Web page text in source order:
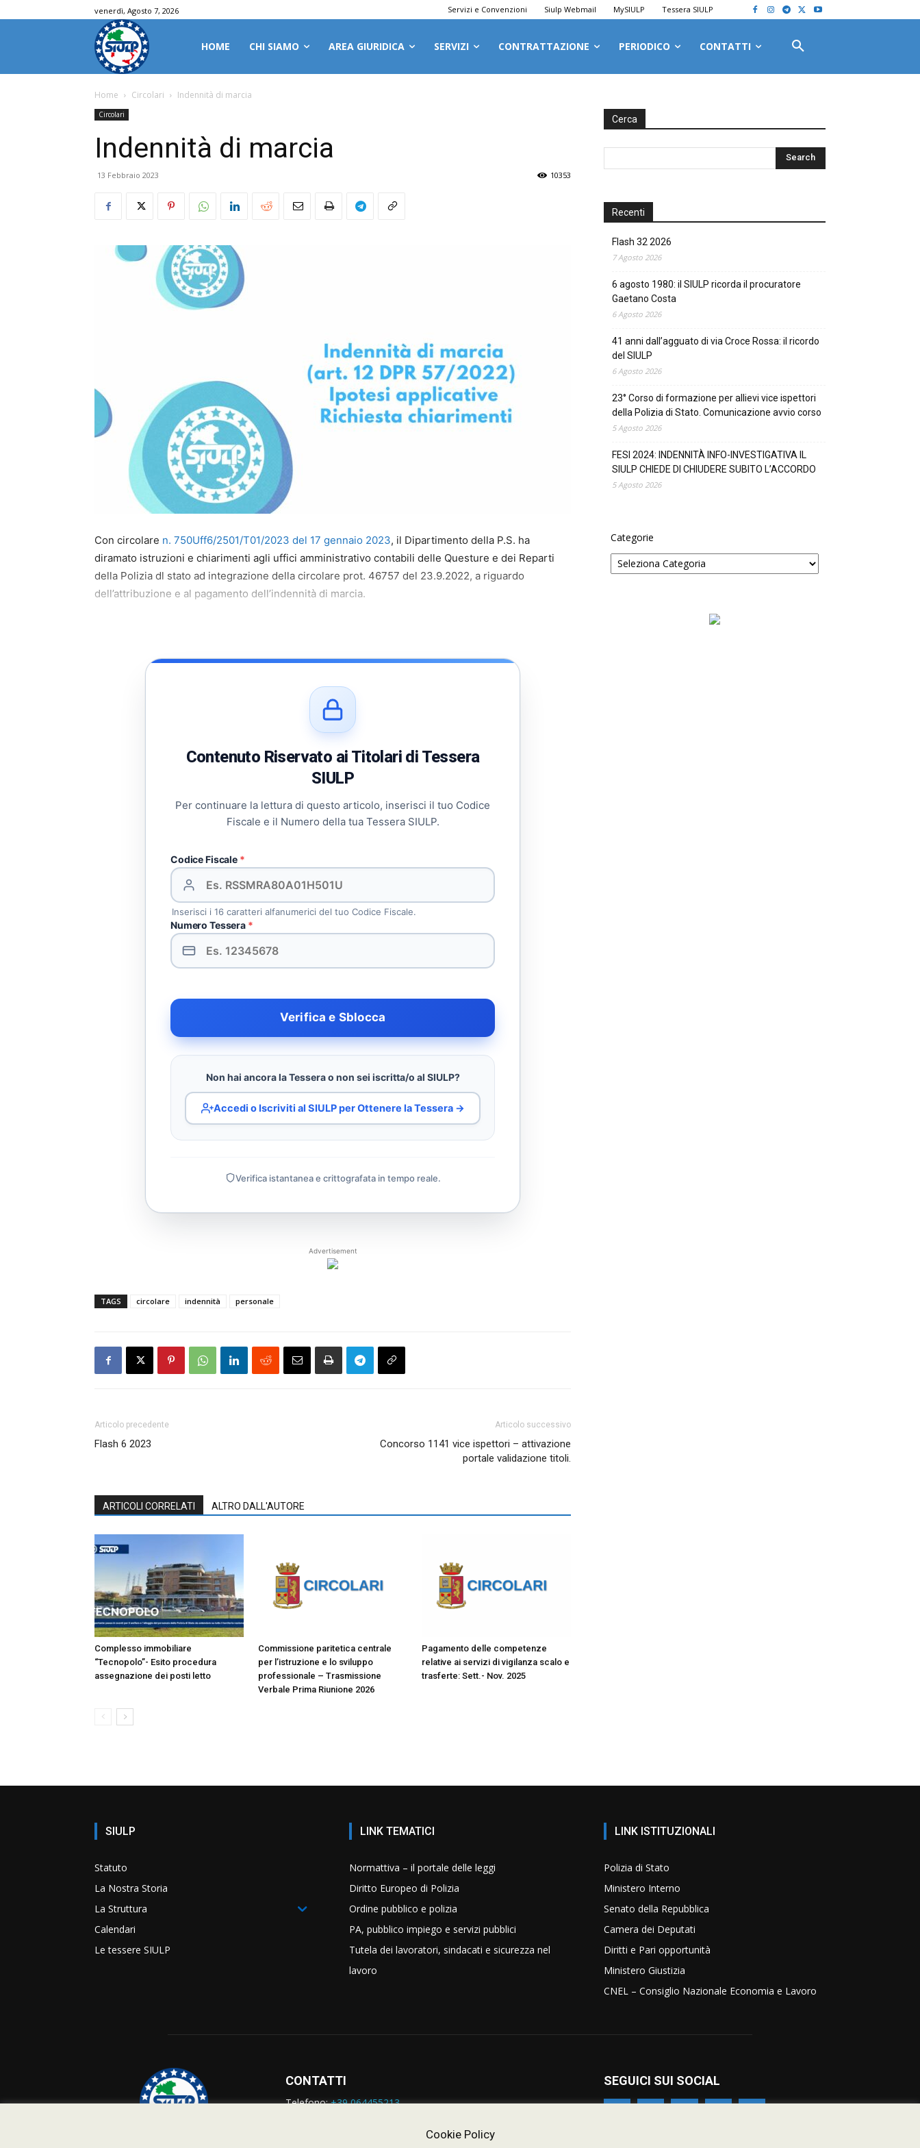
venerdì, Agosto 7, 2026 Servizi e Convenzioni Siulp Webmail MySIULP Tessera SIULP
HOME CHI SIAMO AREA GIURIDICA SERVIZI CONTRATTAZIONE PERIODICO CONTATTI
Home Circolari Indennità di marcia
Circolari
Indennità di marcia
13 Febbraio 2023 10353
Con circolare n. 750Uff6/2501/T01/2023 del 17 gennaio 2023, il Dipartimento della P.S. ha
diramato istruzioni e chiarimenti agli uffici amministrativo contabili delle Questure e dei Reparti
della Polizia dl stato ad integrazione della circolare prot. 46757 del 23.9.2022, a riguardo
dell’attribuzione e al pagamento dell’indennità di marcia.
Contenuto Riservato ai Titolari di Tessera
SIULP
Per continuare la lettura di questo articolo, inserisci il tuo Codice
Fiscale e il Numero della tua Tessera SIULP.
Codice Fiscale *
Inserisci i 16 caratteri alfanumerici del tuo Codice Fiscale.
Numero Tessera *
Verifica e Sblocca
Non hai ancora la Tessera o non sei iscritta/o al SIULP?
Accedi o Iscriviti al SIULP per Ottenere la Tessera →
Verifica istantanea e crittografata in tempo reale.
Advertisement
TAGS circolare indennità personale
Articolo precedente
Flash 6 2023
Articolo successivo
Concorso 1141 vice ispettori – attivazione
portale validazione titoli.
ARTICOLI CORRELATI ALTRO DALL'AUTORE
Complesso immobiliare
“Tecnopolo”- Esito procedura
assegnazione dei posti letto
Commissione paritetica centrale
per l’istruzione e lo sviluppo
professionale – Trasmissione
Verbale Prima Riunione 2026
Pagamento delle competenze
relative ai servizi di vigilanza scalo e
trasferte: Sett.- Nov. 2025
Cerca
Recenti
Flash 32 2026
7 Agosto 2026
6 agosto 1980: il SIULP ricorda il procuratore
Gaetano Costa
6 Agosto 2026
41 anni dall’agguato di via Croce Rossa: il ricordo
del SIULP
6 Agosto 2026
23° Corso di formazione per allievi vice ispettori
della Polizia di Stato. Comunicazione avvio corso
5 Agosto 2026
FESI 2024: INDENNITÀ INFO-INVESTIGATIVA IL
SIULP CHIEDE DI CHIUDERE SUBITO L’ACCORDO
5 Agosto 2026
Categorie
SIULP
Statuto
La Nostra Storia
La Struttura
Calendari
Le tessere SIULP
LINK TEMATICI
Normattiva – il portale delle leggi
Diritto Europeo di Polizia
Ordine pubblico e polizia
PA, pubblico impiego e servizi pubblici
Tutela dei lavoratori, sindacati e sicurezza nel
lavoro
LINK ISTITUZIONALI
Polizia di Stato
Ministero Interno
Senato della Repubblica
Camera dei Deputati
Diritti e Pari opportunità
Ministero Giustizia
CNEL – Consiglio Nazionale Economia e Lavoro
CONTATTI
Telefono:+39 064455213
SEGUICI SUI SOCIAL
Cookie Policy